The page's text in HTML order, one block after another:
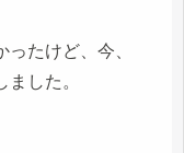
たけど、今、
した。